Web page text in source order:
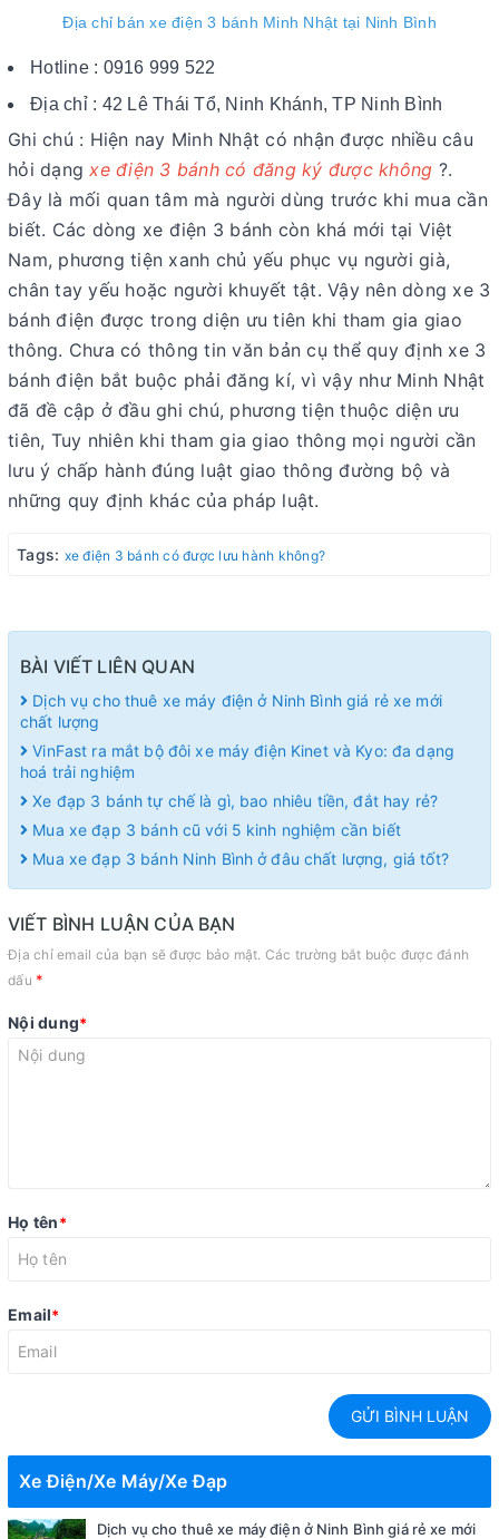
Địa chỉ bán xe điện 3 bánh Minh Nhật tại Ninh Bình
Hotline : 0916 999 522
Địa chỉ : 42 Lê Thái Tổ, Ninh Khánh, TP Ninh Bình
Ghi chú : Hiện nay Minh Nhật có nhận được nhiều câu
hỏi dạngxe điện 3 bánh có đăng ký được không ?.
Đây là mối quan tâm mà người dùng trước khi mua cần
biết. Các dòng xe điện 3 bánh còn khá mới tại Việt
Nam, phương tiện xanh chủ yếu phục vụ người già,
chân tay yếu hoặc người khuyết tật. Vậy nên dòng xe 3
bánh điện được trong diện ưu tiên khi tham gia giao
thông. Chưa có thông tin văn bản cụ thể quy định xe 3
bánh điện bắt buộc phải đăng kí, vì vậy như Minh Nhật
đã đề cập ở đầu ghi chú, phương tiện thuộc diện ưu
tiên, Tuy nhiên khi tham gia giao thông mọi người cần
lưu ý chấp hành đúng luật giao thông đường bộ và
những quy định khác của pháp luật.
Tags: xe điện 3 bánh có được lưu hành không?
BÀI VIẾT LIÊN QUAN
Dịch vụ cho thuê xe máy điện ở Ninh Bình giá rẻ xe mới
chất lượng
VinFast ra mắt bộ đôi xe máy điện Kinet và Kyo: đa dạng
hoá trải nghiệm
Xe đạp 3 bánh tự chế là gì, bao nhiêu tiền, đắt hay rẻ?
Mua xe đạp 3 bánh cũ với 5 kinh nghiệm cần biết
Mua xe đạp 3 bánh Ninh Bình ở đâu chất lượng, giá tốt?
VIẾT BÌNH LUẬN CỦA BẠN
Địa chỉ email của bạn sẽ được bảo mật. Các trường bắt buộc được đánh
dấu *
Nội dung*
Họ tên*
Email*
GỬI BÌNH LUẬN
Xe Điện/Xe Máy/Xe Đạp
Dịch vụ cho thuê xe máy điện ở Ninh Bình giá rẻ xe mới